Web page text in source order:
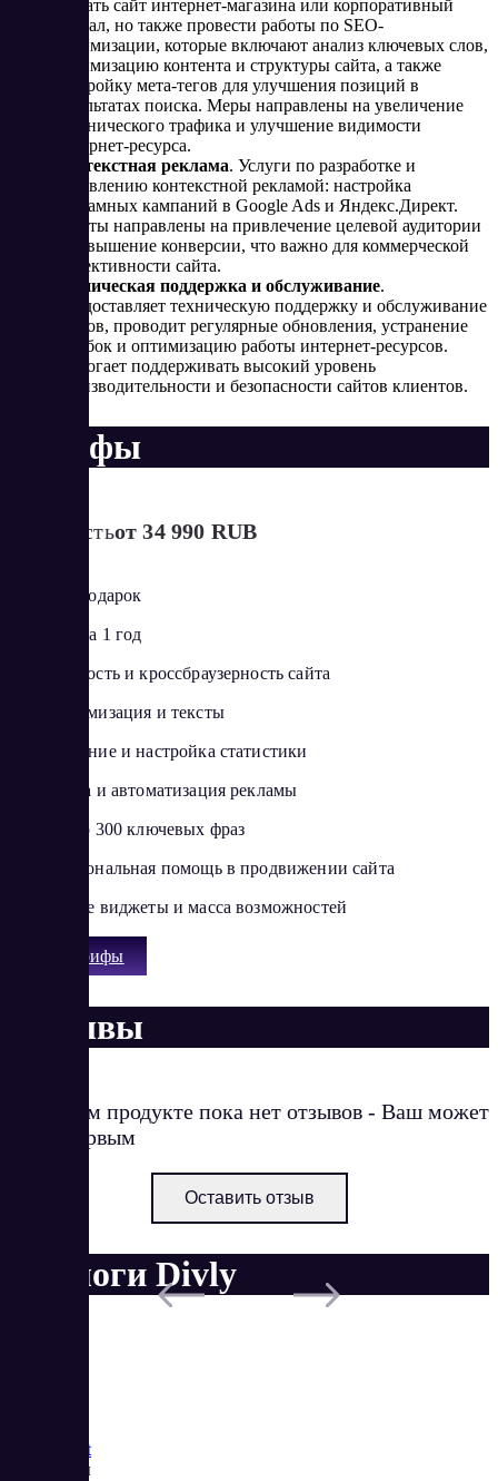
создать сайт интернет-магазина или корпоративный
портал, но также провести работы по SEO-
оптимизации, которые включают анализ ключевых слов,
оптимизацию контента и структуры сайта, а также
настройку мета-тегов для улучшения позиций в
результатах поиска. Меры направлены на увеличение
органического трафика и улучшение видимости
интернет-ресурса.
Контекстная реклама. Услуги по разработке и
управлению контекстной рекламой: настройка
рекламных кампаний в Google Ads и Яндекс.Директ.
Работы направлены на привлечение целевой аудитории
и повышение конверсии, что важно для коммерческой
эффективности сайта.
Техническая поддержка и обслуживание.
Предоставляет техническую поддержку и обслуживание
сайтов, проводит регулярные обновления, устранение
ошибок и оптимизацию работы интернет-ресурсов.
Помогает поддерживать высокий уровень
производительности и безопасности сайтов клиентов.
Тарифы
Стоимостьот 34 990 RUB
Домен в подарок
Хостинг на 1 год
Адаптивность и кроссбраузерность сайта
SEO-оптимизация и тексты
Подключение и настройка статистики
Настройка и автоматизация рекламы
Подбор до 300 ключевых фраз
Профессиональная помощь в продвижении сайта
Сторонние виджеты и масса возможностей
Все тарифы
Отзывы
О данном продукте пока нет отзывов - Ваш может
стать первым
Оставить отзыв
Аналоги Divly
Market
Реквизиты